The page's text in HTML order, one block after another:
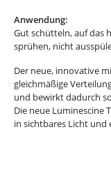
Anwendung:
Gut schütteln, auf das
sprühen, nicht
Der neue, innovative
gleichmäßige
und bewirkt dadurch
Die neue Luminescine
in sichtbares Licht